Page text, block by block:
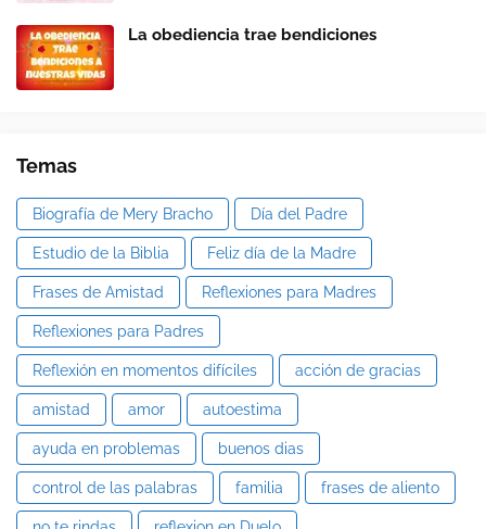
La obediencia trae bendiciones
Temas
Biografía de Mery Bracho Día del Padre
Estudio de la Biblia Feliz día de la Madre
Frases de Amistad Reflexiones para Madres
Reflexiones para Padres
Reflexión en momentos difíciles acción de gracias
amistad amor autoestima
ayuda en problemas buenos dias
control de las palabras familia frases de aliento